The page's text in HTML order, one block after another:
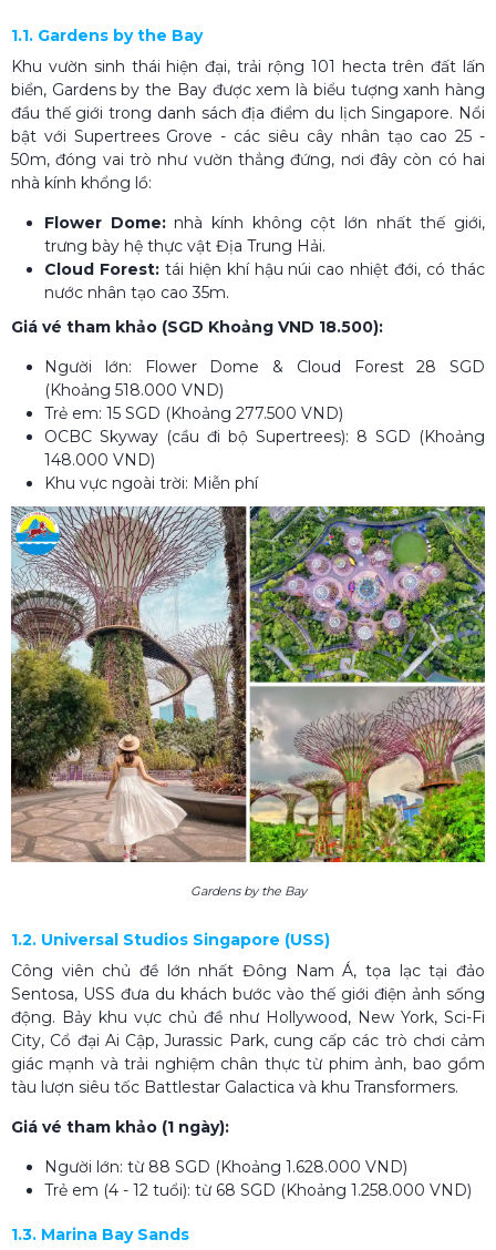
1.1. Gardens by the Bay
Khu vườn sinh thái hiện đại, trải rộng 101 hecta trên đất lấn
biển, Gardens by the Bay được xem là biểu tượng xanh hàng
đầu thế giới trong danh sách địa điểm du lịch Singapore. Nổi
bật với Supertrees Grove - các siêu cây nhân tạo cao 25 -
50m, đóng vai trò như vườn thẳng đứng, nơi đây còn có hai
nhà kính khổng lồ:
Flower Dome:nhà kính không cột lớn nhất thế giới,
trưng bày hệ thực vật Địa Trung Hải.
Cloud Forest: tái hiện khí hậu núi cao nhiệt đới, có thác
nước nhân tạo cao 35m.
Giá vé tham khảo (SGD Khoảng VND 18.500):
Người lớn: Flower Dome & Cloud Forest 28 SGD
(Khoảng 518.000 VND)
Trẻ em: 15 SGD (Khoảng 277.500 VND)
OCBC Skyway (cầu đi bộ Supertrees): 8 SGD (Khoảng
148.000 VND)
Khu vực ngoài trời: Miễn phí
Gardens by the Bay
1.2. Universal Studios Singapore (USS)
Công viên chủ đề lớn nhất Đông Nam Á, tọa lạc tại đảo
Sentosa, USS đưa du khách bước vào thế giới điện ảnh sống
động. Bảy khu vực chủ đề như Hollywood, New York, Sci-Fi
City, Cổ đại Ai Cập, Jurassic Park, cung cấp các trò chơi cảm
giác mạnh và trải nghiệm chân thực từ phim ảnh, bao gồm
tàu lượn siêu tốc Battlestar Galactica và khu Transformers.
Giá vé tham khảo (1 ngày):
Người lớn: từ 88 SGD (Khoảng 1.628.000 VND)
Trẻ em (4 - 12 tuổi): từ 68 SGD (Khoảng 1.258.000 VND)
1.3. Marina Bay Sands